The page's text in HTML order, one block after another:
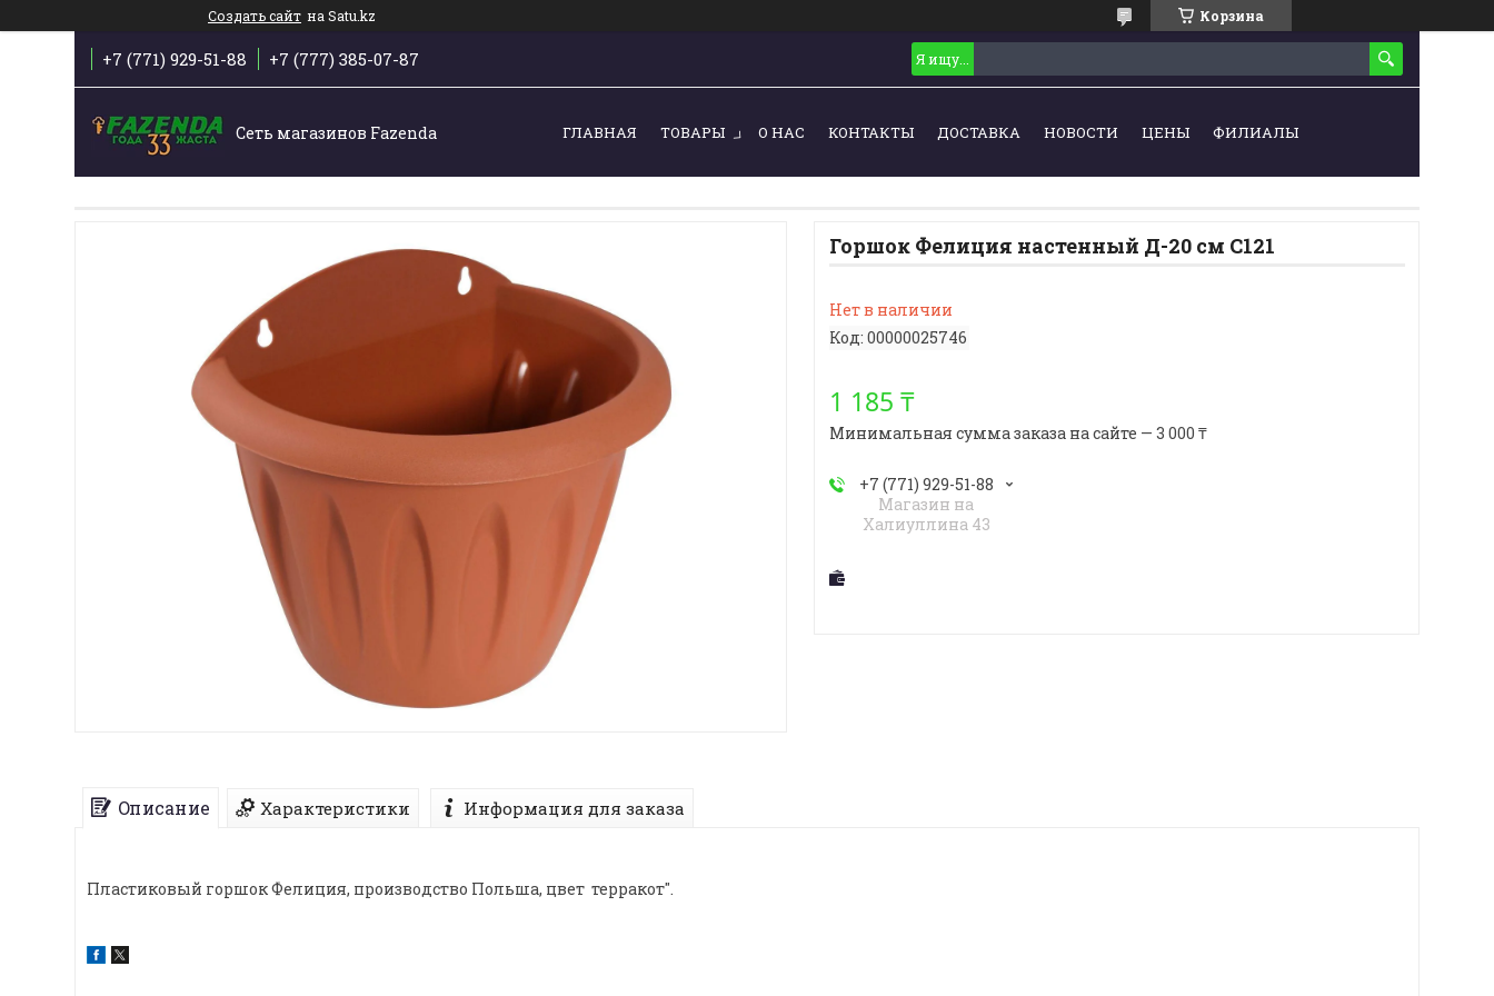
Создать сайт на Satu.kz Корзина
+7 (771) 929-51-88 +7 (777) 385-07-87
Сеть магазинов Fazenda ГЛАВНАЯ ТОВАРЫ О НАС КОНТАКТЫ ДОСТАВКА НОВОСТИ ЦЕНЫ ФИЛИАЛЫ
Горшок Фелиция настенный Д-20 см С121
Нет в наличии
Код: 00000025746
1 185 ₸
Минимальная сумма заказа на сайте — 3 000 ₸
+7 (771) 929-51-88
Магазин на
Халиуллина 43
Описание Характеристики Информация для заказа
Пластиковый горшок Фелиция, производство Польша, цвет терракот".